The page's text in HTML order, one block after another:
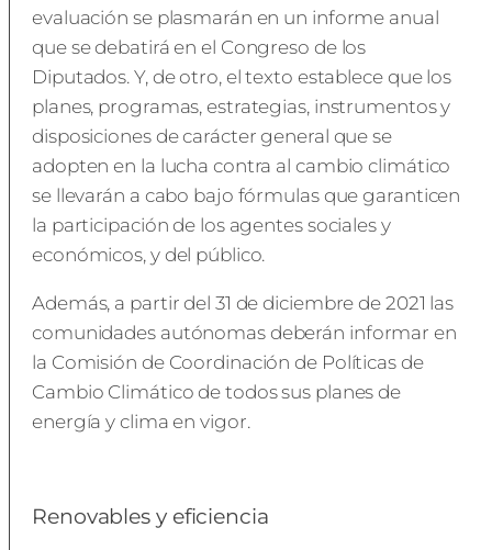
evaluación se plasmarán en un informe anual
que se debatirá en el Congreso de los
Diputados. Y, de otro, el texto establece que los
planes, programas, estrategias, instrumentos y
disposiciones de carácter general que se
adopten en la lucha contra al cambio climático
se llevarán a cabo bajo fórmulas que garanticen
la participación de los agentes sociales y
económicos, y del público.
Además, a partir del 31 de diciembre de 2021 las
comunidades autónomas deberán informar en
la Comisión de Coordinación de Políticas de
Cambio Climático de todos sus planes de
energía y clima en vigor.
Renovables y eficiencia